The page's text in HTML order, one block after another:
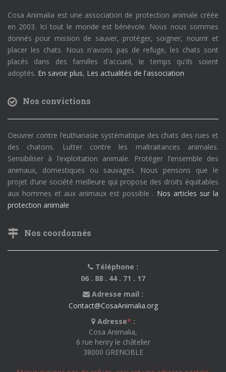
Cosa Animalia est une association de protection animale créée
en 2003. Ici tout le monde est bénévole. Nous nous sommes
donnés pour mission de sauver, protéger, soigner, nourrir et
placer les chats. Nous n'avons pas de refuge, les chats sont
placés dans des familles d'accueil, le temps qu'ils soient
adoptés. En savoir plus, Les actualités de l'association
Nos convictions
Oeuvrer contre l’euthanasie systématique des chats des rues et
des chatons. Lutter contre les maltraitances animales.
Sensibiliser à l’exploitation animale. Protéger l’ensemble des
animaux, domestiques ou sauvages. Nous pensons que le
projet d’une société meilleure qui propose des droits équitables
aux hommes et aux animaux est possible . Nos articles sur la
protection animale
Nos coordonnés
Téléphone :
06 . 88 . 44 . 71 . 17
Adresse mail :
Contact@CosaAnimalia.org
Adresse* :
Cosa Animalia,
6 rue henry le châtelier
38000 GRENOBLE